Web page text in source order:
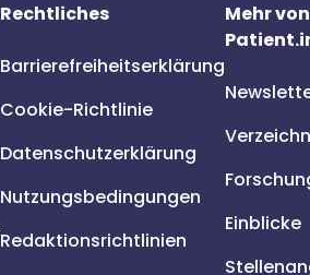
Rechtliches
Barrierefreiheitserklärung
Cookie-Richtlinie
Datenschutzerklärung
Nutzungsbedingungen
Redaktionsrichtlinien
Mehr von
Einblicke